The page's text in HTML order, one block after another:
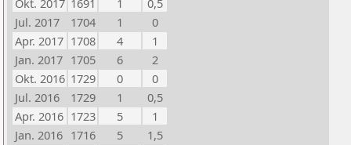
Okt. 2017 1691 1
0,5
Jul. 2017
1704 1
0
Apr. 2017 1708 4
1
Jan. 2017 1705 6
2
Okt. 2016 1729 0
0
Jul. 2016
1729 1
0,5
Apr. 2016 1723 5
1
Jan. 2016 1716 5
1,5